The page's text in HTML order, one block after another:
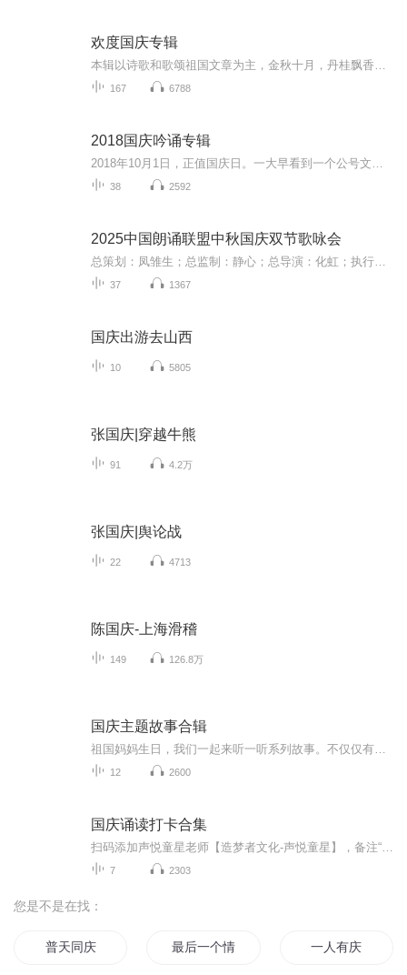
欢度国庆专辑
167 6788
2018国庆吟诵专辑
38 2592
2025中国朗诵联盟中秋国庆双节歌咏会
37 1367
国庆出游去山西
10 5805
张国庆|穿越牛熊
91 4.2万
张国庆|舆论战
22 4713
陈国庆-上海滑稽
149 126.8万
国庆主题故事合辑
12 2600
国庆诵读打卡合集
7 2303
您是不是在找：
普天同庆 最后一个情人节 一人有庆